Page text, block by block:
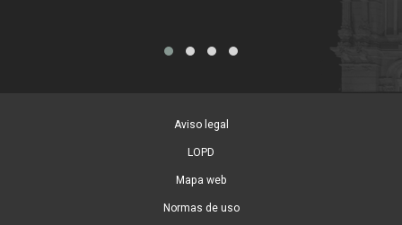
Aviso legal
LOPD
Mapa web
Normas de uso